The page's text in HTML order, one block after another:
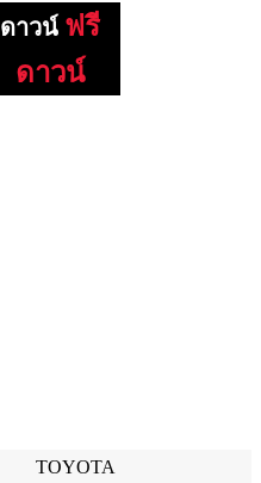
ดาวน์ ฟรี
ดาวน์
TOYOTA